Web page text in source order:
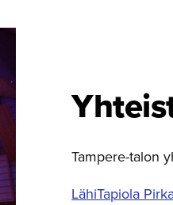
Tampere-talon
LähiTapiola